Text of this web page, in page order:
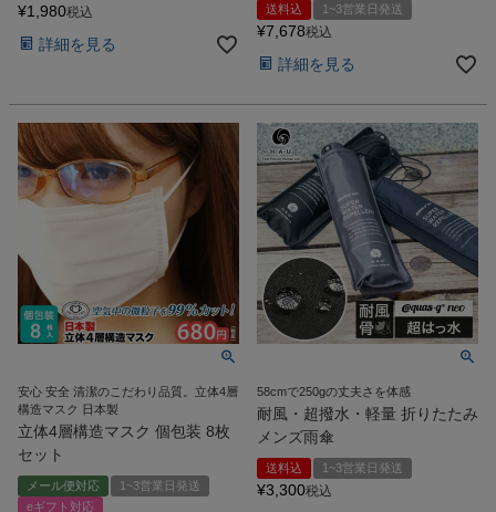
¥1,980税込
詳細を見る
送料込 1~3営業日発送
¥7,678税込
詳細を見る
安心 安全 清潔のこだわり品質。立体4層
構造マスク 日本製
立体4層構造マスク 個包装 8枚
セット
メール便対応
1~3営業日発送
eギフト対応
58cmで250gの丈夫さを体感
耐風・超撥水・軽量 折りたたみ
メンズ雨傘
送料込 1~3営業日発送
¥3,300税込